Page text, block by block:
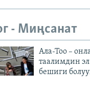
- Миңсанат
Ала-Тоо –
таалимдин
бешиги